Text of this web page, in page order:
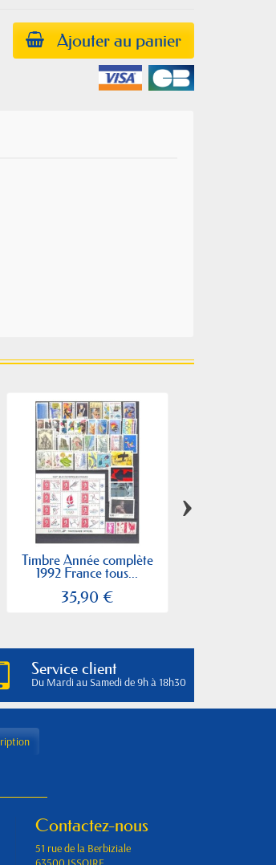
Ajouter au panier
Timbre Année complète
1992 France tous...
35,90 €
›
Service client
Du Mardi au Samedi de 9h à 18h30
Contactez-nous
51 rue de la Berbiziale